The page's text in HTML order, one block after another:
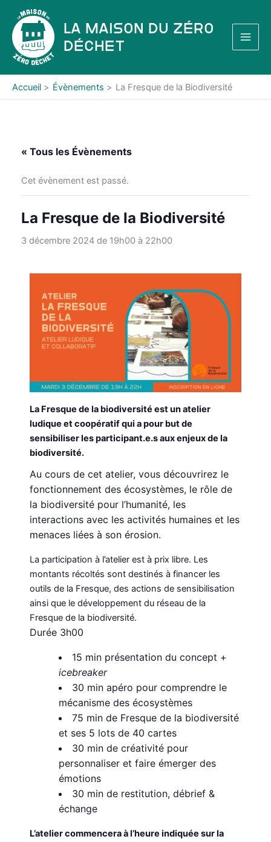
contenu
La Maison du Zéro
Déchet
Accueil Évènements La Fresque de la Biodiversité
« Tous les Évènements
Cet évènement est passé.
La Fresque de la Biodiversité
3 décembre 2024 de 19h00à 22h00
La Fresque de la biodiversité est un atelier
ludique et coopératif qui a pour but de
sensibiliser les participant.e.s aux enjeux de la
biodiversité.
Au cours de cet atelier, vous découvrirez le
fonctionnement des écosystèmes, le rôle de
la biodiversité pour l’humanité, les
interactions avec les activités humaines et les
menaces liées à son érosion.
La participation à l’atelier est à prix libre. Les
montants récoltés sont destinés à financer les
outils de la Fresque, des actions de sensibilisation
ainsi que le développement du réseau de la
Fresque de la biodiversité.
Durée 3h00
15 min présentation du concept +
icebreaker
30 min apéro pour comprendre le
mécanisme des écosystèmes
75 min de Fresque de la biodiversité
et ses 5 lots de 40 cartes
30 min de créativité pour
personnaliser et faire émerger des
émotions
30 min de restitution, débrief &
échange
L’atelier commencera à l’heure indiquée sur la